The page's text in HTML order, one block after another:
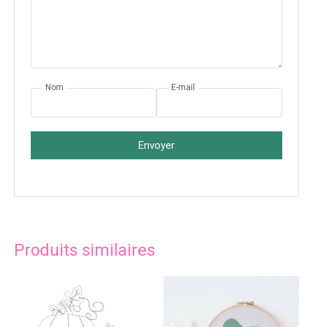
Nom E-mail
Envoyer
Produits similaires